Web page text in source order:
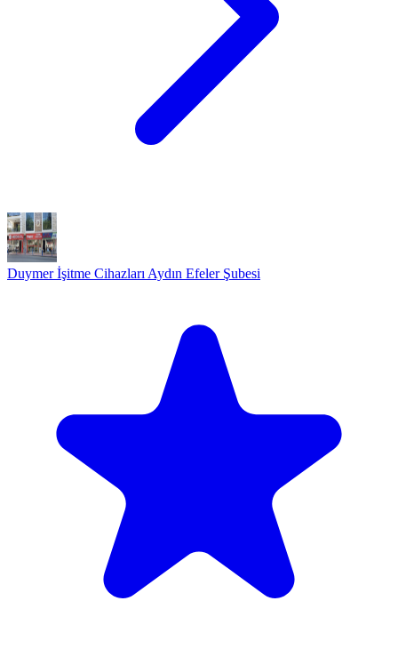
Duymer İşitme Cihazları Aydın Efeler Şubesi